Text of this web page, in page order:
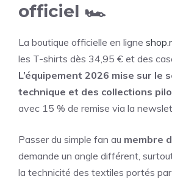
officiel 🏎️
La boutique officielle en ligne
les T-shirts dès 34,95 € et des
L’équipement 2026 mise sur le
technique et des collections
avec 15 % de remise via la
Passer du simple fan au membre
demande un angle différent,
la technicité des textiles portés